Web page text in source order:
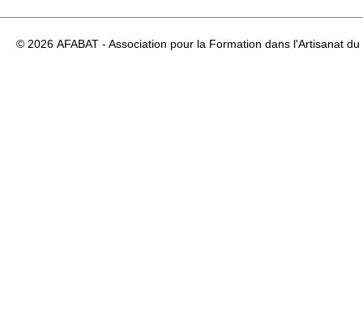
© 2026 AFABAT - Association pour la Formation dans l'Artisanat du